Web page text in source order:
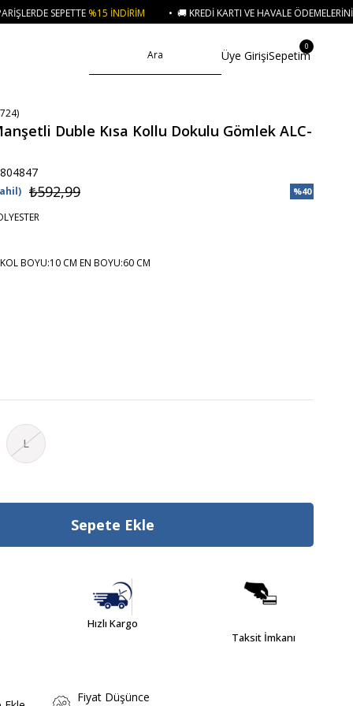
• 🚚 KREDI KARTI VE HAVALE ÖDEMELERINIZDE 750₺ ÜZERI KARGO
Üye GirişiSepetim
0
Duble Kısa Kollu Dokulu Gömlek ALC-
%40
₺592,99
BOYU:10 CM EN BOYU:60 CM
L
Hızlı Kargo
Taksit İmkanı
Fiyat Düşünce